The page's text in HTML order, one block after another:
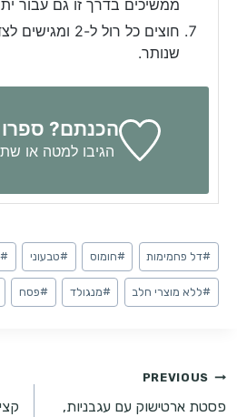
ממשיכים בדרך זו גם עבור
חוצים כל רול ל-
שנותר.
הכנתם? ספרו
הגיבו למטה או
Post
Tags:
#דל פחמימות #חומוס #טבעוני #
#ללא מוצרי חלב #מנגולד #פסח
ניווטPREVIOUS
פסטת ארטישוק עם עגבניות,